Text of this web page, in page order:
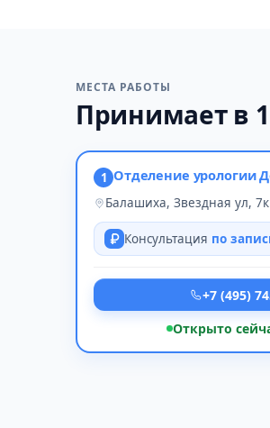
МЕСТА РАБОТЫ
Принимает в
1 Отделение урологии
Балашиха, Звездная ул,
Консультация по
+7 (495)
Открыто